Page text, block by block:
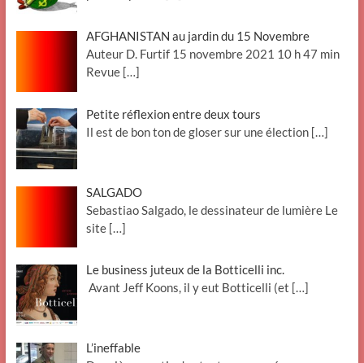
AFGHANISTAN au jardin du 15 Novembre
Auteur D. Furtif 15 novembre 2021 10 h 47 min
Revue […]
Petite réflexion entre deux tours
Il est de bon ton de gloser sur une élection […]
SALGADO
Sebastiao Salgado, le dessinateur de lumière Le
site […]
Le business juteux de la Botticelli inc.
Avant Jeff Koons, il y eut Botticelli (et […]
L’ineffable